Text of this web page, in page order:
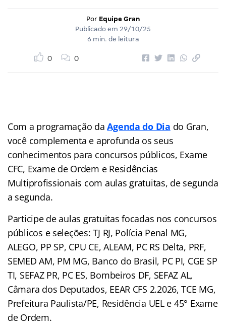
Por Equipe Gran
Publicado em 29/10/25
6 min. de leitura
0 0
Com a programação daAgenda do Dia do Gran,
você complementa e aprofunda os seus
conhecimentos para concursos públicos, Exame
CFC, Exame de Ordem e Residências
Multiprofissionais com aulas gratuitas, de segunda
a segunda.
Participe de aulas gratuitas focadas nos concursos
públicos e seleções: TJ RJ, Polícia Penal MG,
ALEGO, PP SP, CPU CE, ALEAM, PC RS Delta, PRF,
SEMED AM, PM MG, Banco do Brasil, PC PI, CGE SP
TI, SEFAZ PR, PC ES, Bombeiros DF, SEFAZ AL,
Câmara dos Deputados, EEAR CFS 2.2026, TCE MG,
Prefeitura Paulista/PE, Residência UEL e 45° Exame
de Ordem.